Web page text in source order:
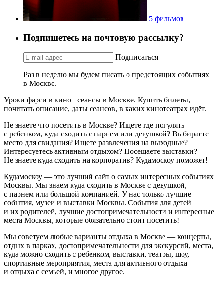
5 фильмов
Подпишетесь на почтовую рассылку?
Подписаться
Раз в неделю мы будем писать о предстоящих событиях
в Москве.
Уроки фарси в кино - сеансы в Москве. Купить билеты,
почитать описание, даты сеансов, в каких кинотеатрах идёт.
Не знаете что посетить в Москве? Ищете где погулять
с ребенком, куда сходить с парнем или девушкой? Выбираете
место для свидания? Ищете развлечения на выходные?
Интересуетесь активным отдыхом? Посещаете выставки?
Не знаете куда сходить на корпоратив? Кудамоскоу поможет!
Кудамоскоу — это лучший сайт о самых интересных событиях
Москвы. Мы знаем куда сходить в Москве с девушкой,
с парнем или большой компанией. У нас только лучшие
события, музеи и выставки Москвы. События для детей
и их родителей, лучшие достопримечательности и интересные
места Москвы, которые обязательно стоит посетить!
Мы советуем любые варианты отдыха в Москве — концерты,
отдых в парках, достопримечательности для экскурсий, места,
куда можно сходить с ребенком, выставки, театры, шоу,
спортивные мероприятия, места для активного отдыха
и отдыха с семьей, и многое другое.